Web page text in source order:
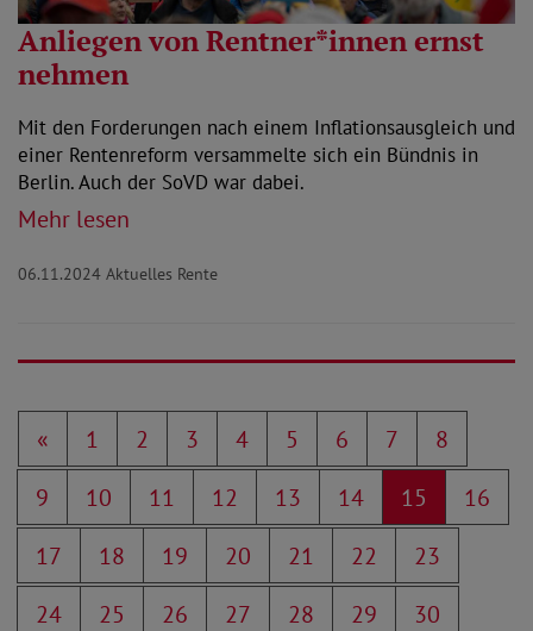
Anliegen von Rentner*innen ernst
nehmen
Mit den Forderungen nach einem Inflationsausgleich und
einer Rentenreform versammelte sich ein Bündnis in
Berlin. Auch der SoVD war dabei.
Mehr lesen
06.11.2024 Aktuelles Rente
« 1 2 3 4 5 6 7
8
9
10 11 12 13 14 15
16
17
18 19 20 21 22
23
24
25 26 27 28 29
30